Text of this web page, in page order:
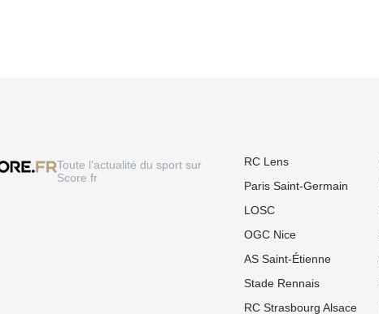
Toute l'actualité du sport sur
Score.fr
RC Lens
Paris Saint-Germain
LOSC
OGC Nice
AS Saint-Étienne
Stade Rennais
RC Strasbourg Alsace